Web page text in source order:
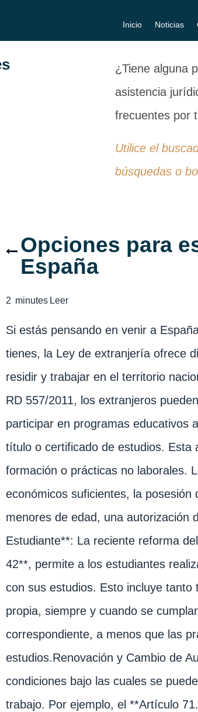
Inicio Noticias
¿Tiene alguna
asistencia
frecuentes por
Utilice el
búsquedas o
Opciones para
España
2 minutes Leer
Si estás pensando en venir a
tienes, la Ley de extranjería ofrece
residir y trabajar en el territorio
RD 557/2011, los extranjeros
participar en programas educativos
título o certificado de estudios. Esta
formación o prácticas no laborales.
económicos suficientes, la
menores de edad, una autorización
Estudiante**: La reciente reforma
42**, permite a los estudiantes
con sus estudios. Esto incluye
propia, siempre y cuando se
correspondiente, a menos que las
estudios.Renovación y Cambio de
condiciones bajo las cuales se
trabajo. Por ejemplo, el **Artículo